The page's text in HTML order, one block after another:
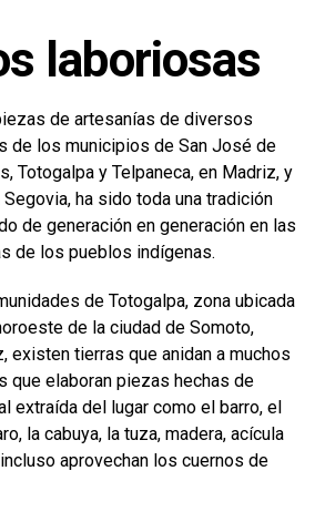
laboriosas
de artesanías de diversos
de los municipios de San José de
Totogalpa y Telpaneca, en Madriz, y
ha sido toda una tradición
de generación en generación en las
de los pueblos indígenas.
de Totogalpa, zona ubicada
de la ciudad de Somoto,
existen tierras que anidan a muchos
que elaboran piezas hechas de
extraída del lugar como el barro, el
la cabuya, la tuza, madera, acícula
aprovechan los cuernos de